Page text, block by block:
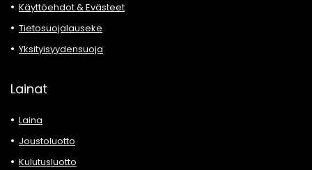
Käyttöehdot & Evästeet
Tietosuojalauseke
Yksityisyydensuoja
Lainat
Laina
Joustoluotto
Kulutusluotto